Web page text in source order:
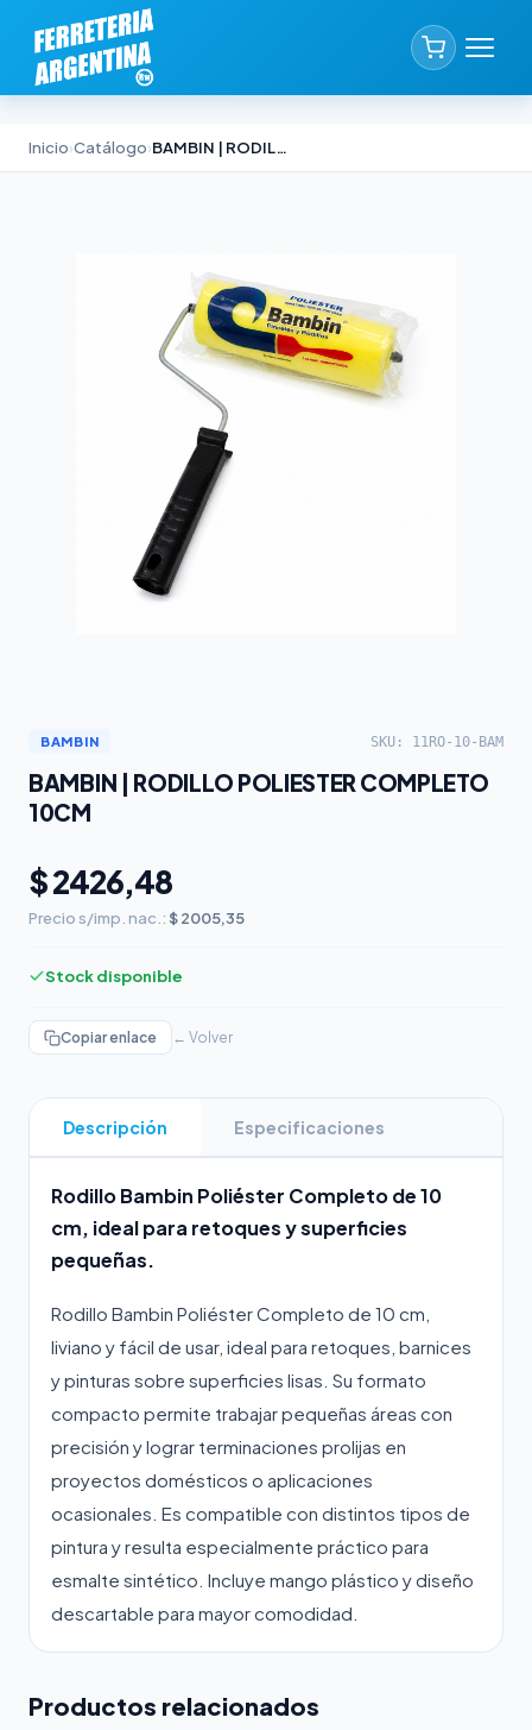
Inicio›Catálogo› BAMBIN | RODILLO POLIESTER COMPLETO 10cm
BAMBIN SKU: 11RO-10-BAM
BAMBIN | RODILLO POLIESTER COMPLETO
10CM
$ 2426,48
Precio s/imp. nac.: $ 2005,35
Stock disponible
Copiar enlace ← Volver
Descripción Especificaciones
Rodillo Bambin Poliéster Completo de 10
cm, ideal para retoques y superficies
pequeñas.
Rodillo Bambin Poliéster Completo de 10 cm,
liviano y fácil de usar, ideal para retoques, barnices
y pinturas sobre superficies lisas. Su formato
compacto permite trabajar pequeñas áreas con
precisión y lograr terminaciones prolijas en
proyectos domésticos o aplicaciones
ocasionales. Es compatible con distintos tipos de
pintura y resulta especialmente práctico para
esmalte sintético. Incluye mango plástico y diseño
descartable para mayor comodidad.
Productos relacionados